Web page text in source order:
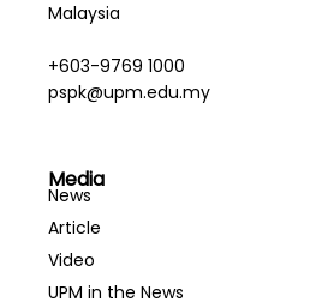
Malaysia
+603-9769 1000
pspk@upm.edu.my
Media
News
Article
Video
UPM in the News